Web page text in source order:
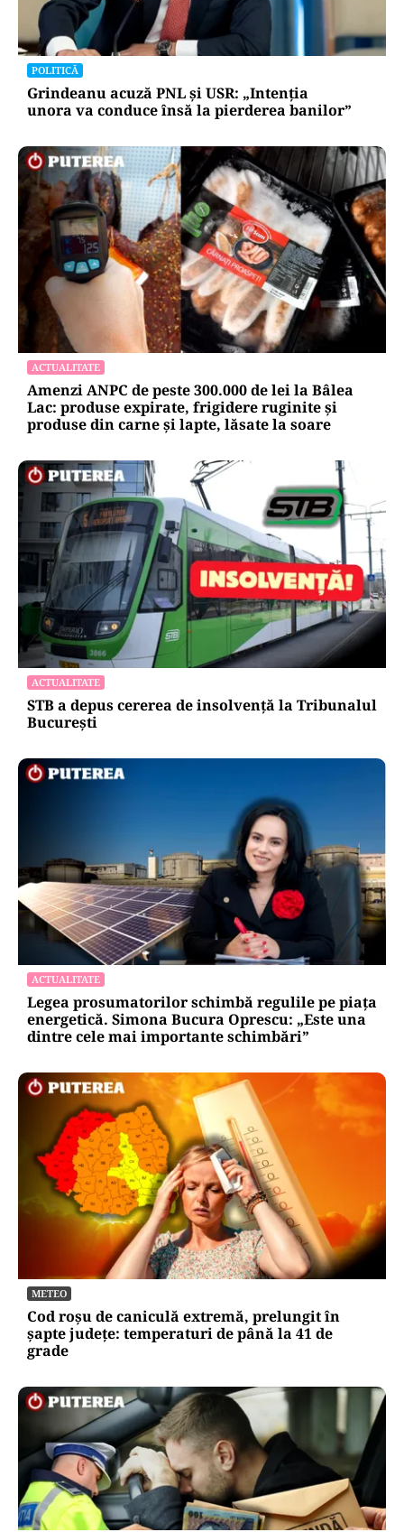
POLITICĂ
Grindeanu acuză PNL și USR: „Intenția
unora va conduce însă la pierderea banilor”
ACTUALITATE
Amenzi ANPC de peste 300.000 de lei la Bâlea
Lac: produse expirate, frigidere ruginite și
produse din carne și lapte, lăsate la soare
ACTUALITATE
STB a depus cererea de insolvență la Tribunalul
București
ACTUALITATE
Legea prosumatorilor schimbă regulile pe piața
energetică. Simona Bucura Oprescu: „Este una
dintre cele mai importante schimbări”
METEO
Cod roșu de caniculă extremă, prelungit în
șapte județe: temperaturi de până la 41 de
grade